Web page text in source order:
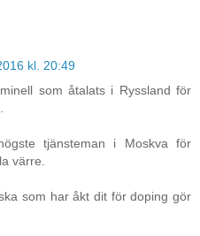
kl. 20:49
som åtalats i Ryssland för
tjänsteman i Moskva för
värre.
som har åkt dit för doping gör